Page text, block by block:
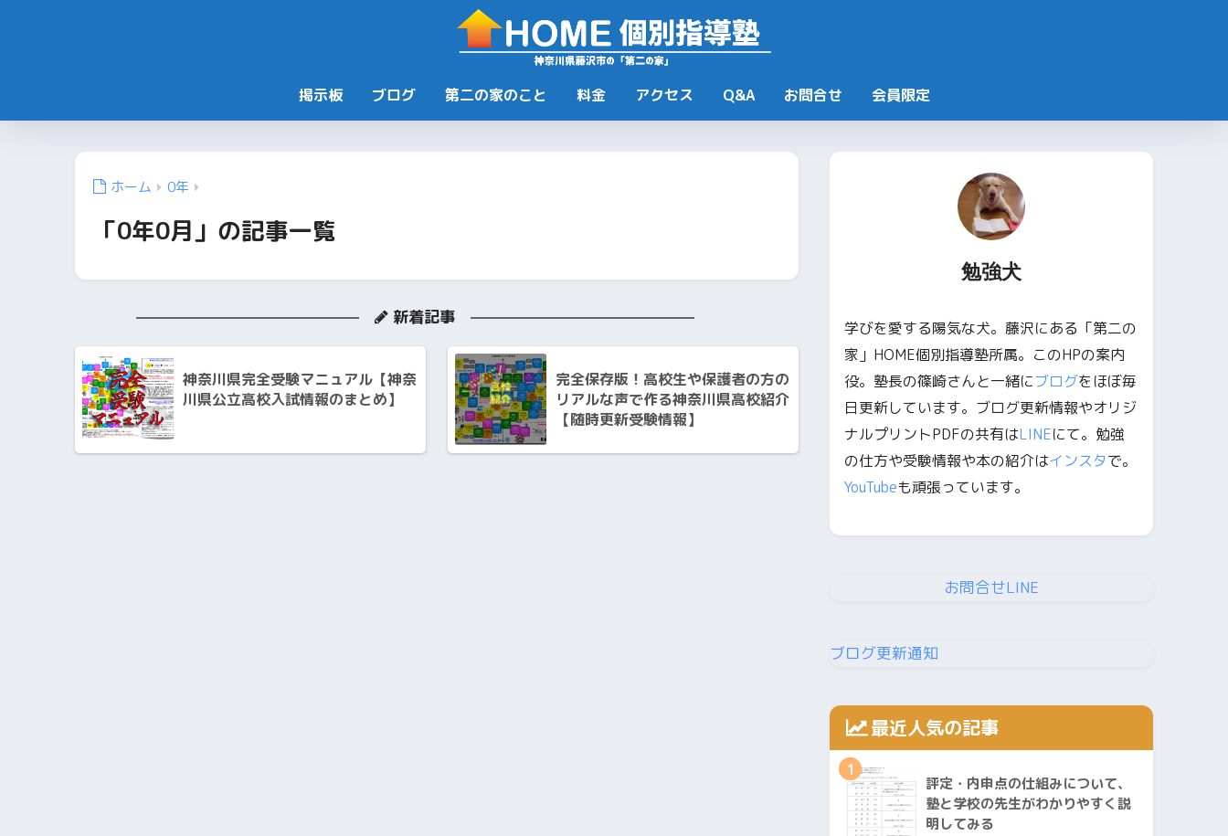
掲示板 ブログ 第二の家のこと 料金 アクセス Q&A お問合せ 会員限定
ホーム 0年
「0年0月」の記事一覧
新着記事
神奈川県完全受験マニュアル【神奈
川県公立高校入試情報のまとめ】
完全保存版！高校生や保護者の方の
リアルな声で作る神奈川県高校紹介
【随時更新受験情報】
勉強犬
学びを愛する陽気な犬。藤沢にある「第二の
家」HOME個別指導塾所属。このHPの案内
役。塾長の篠崎さんと一緒にブログをほぼ毎
日更新しています。ブログ更新情報やオリジ
ナルプリントPDFの共有はLINEにて。勉強
の仕方や受験情報や本の紹介はインスタで。
YouTubeも頑張っています。
お問合せLINE
ブログ更新通知
最近人気の記事
1
評定・内申点の仕組みについて、
塾と学校の先生がわかりやすく説
明してみる